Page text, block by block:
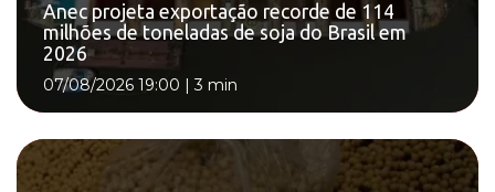
Anec projeta exportação recorde de 114
milhões de toneladas de soja do Brasil em
2026
07/08/2026 19:00 |3 min